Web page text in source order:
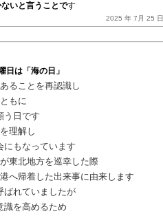
いと言うことです
2025 年 7月 25 日
日は「海の日」
ることを再認識し
もに
う日です
理解し
にもなっています
東北地方を巡幸した際
へ帰着した出来事に由来します
ばれていましたが
識を高めるため